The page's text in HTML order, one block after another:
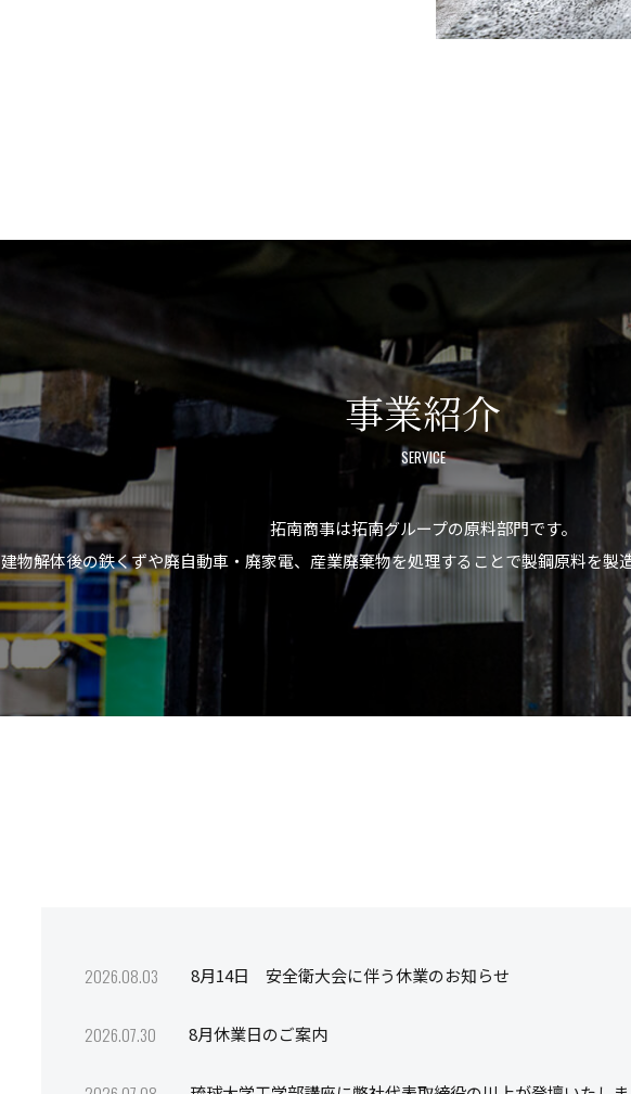
事業紹介
SERVICE
拓南商事は拓南グループの原料部門です。
建物解体後の鉄くずや廃自動車・廃家電、産業廃棄物を処理することで製鋼原料を製
2026.08.03 8月14日 安全衛大会に伴う休業のお知らせ
2026.07.30 8月休業日のご案内